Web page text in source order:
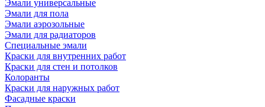
Эмали универсальные
Эмали для пола
Эмали аэрозольные
Эмали для радиаторов
Специальные эмали
Краски для внутренних работ
Краски для стен и потолков
Колоранты
Краски для наружных работ
Фасадные краски